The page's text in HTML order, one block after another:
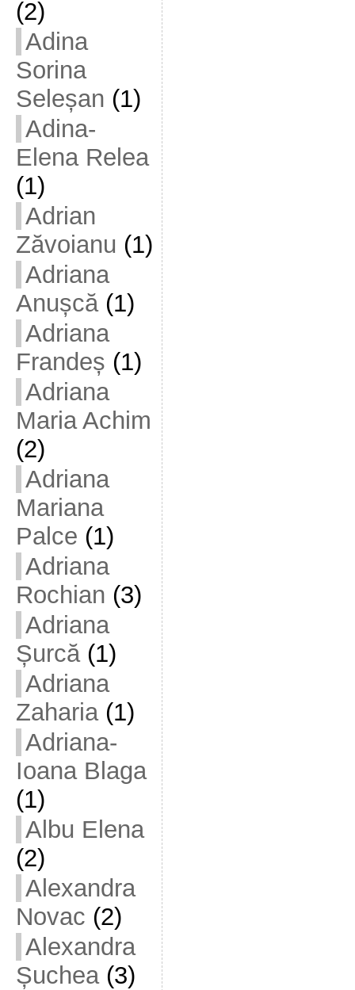
(2)
Adina
Sorina
Seleșan (1)
Adina-
Elena Relea
(1)
Adrian
Zăvoianu (1)
Adriana
Anușcă(1)
Adriana
Frandeș (1)
Adriana
Maria Achim
(2)
Adriana
Mariana
Palce (1)
Adriana
Rochian (3)
Adriana
Șurcă(1)
Adriana
Zaharia(1)
Adriana-
Ioana Blaga
(1)
Albu Elena
(2)
Alexandra
Novac (2)
Alexandra
Șuchea(3)